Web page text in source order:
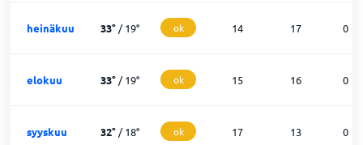
heinäkuu 33° /19° ok 14 17 0
elokuu 33° /19° ok 15 16 0
syyskuu 32° /18° ok 17 13 0